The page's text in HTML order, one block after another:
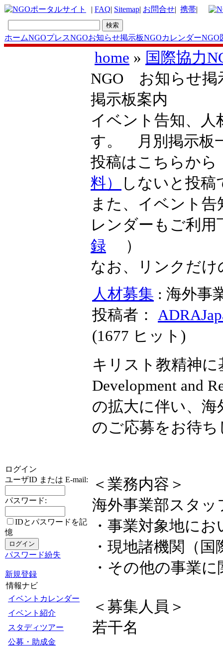
| FAQ| Sitemap| お問合せ| 携帯|
ホームNGOプレスNGOお知らせ掲示板NGOカレンダーNGO
ログイン
ユーザID または E-mail:
パスワード:
IDとパスワードを記
憶
パスワード紛失
新規登録
情報ナビ
イベントカレンダー
イベント紹介
スタディツアー
公募・助成金
home » 国際協力
NGO お知らせ掲
掲示板案内
イベント告知、人
す。 月別掲示
投稿はこちらか
料）
しないと投
また、イベント
レンダーもご利
録 ）
なお、リンクだ
人材募集 : 海外事
投稿者：
(1677 ヒット )
キリスト教精神に
Development and
の拡大に伴い、
のご応募をお待
＜業務内容＞
海外事業部スタ
・事業対象地に
・現地諸機関（
・その他の事業
＜募集人員＞
若干名